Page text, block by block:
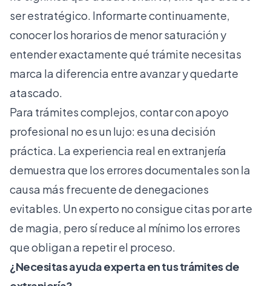
ser estratégico. Informarte continuamente,
conocer los horarios de menor saturación y
entender exactamente qué trámite necesitas
marca la diferencia entre avanzar y quedarte
atascado.
Para trámites complejos, contar con apoyo
profesional no es un lujo: es una decisión
práctica. La experiencia real en extranjería
demuestra que los errores documentales son la
causa más frecuente de denegaciones
evitables. Un experto no consigue citas por arte
de magia, pero sí reduce al mínimo los errores
que obligan a repetir el proceso.
¿Necesitas ayuda experta en tus trámites de